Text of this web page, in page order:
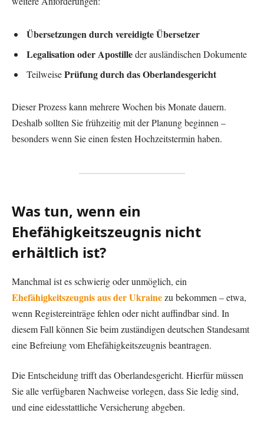
Übersetzungen durch vereidigte Übersetzer
Legalisation oder Apostilleder ausländischen Dokumente
TeilweisePrüfung durch das Oberlandesgericht
Dieser Prozess kann mehrere Wochen bis Monate dauern.
Deshalb sollten Sie frühzeitig mit der Planung beginnen –
besonders wenn Sie einen festen Hochzeitstermin haben.
Was tun, wenn ein
Ehefähigkeitszeugnis nicht
erhältlich ist?
Manchmal ist es schwierig oder unmöglich, ein
Ehefähigkeitszeugnis aus der Ukrainezu bekommen – etwa,
wenn Registereinträge fehlen oder nicht auffindbar sind. In
diesem Fall können Sie beim zuständigen deutschen Standesamt
eine Befreiung vom Ehefähigkeitszeugnis beantragen.
Die Entscheidung trifft das Oberlandesgericht. Hierfür müssen
Sie alle verfügbaren Nachweise vorlegen, dass Sie ledig sind,
und eine eidesstattliche Versicherung abgeben.